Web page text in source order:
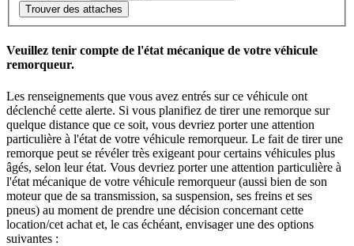
Trouver des attaches
Veuillez tenir compte de l'état mécanique de votre véhicule
remorqueur.
Les renseignements que vous avez entrés sur ce véhicule ont
déclenché cette alerte. Si vous planifiez de tirer une remorque sur
quelque distance que ce soit, vous devriez porter une attention
particulière à l'état de votre véhicule remorqueur. Le fait de tirer une
remorque peut se révéler très exigeant pour certains véhicules plus
âgés, selon leur état. Vous devriez porter une attention particulière à
l'état mécanique de votre véhicule remorqueur (aussi bien de son
moteur que de sa transmission, sa suspension, ses freins et ses
pneus) au moment de prendre une décision concernant cette
location/cet achat et, le cas échéant, envisager une des options
suivantes :